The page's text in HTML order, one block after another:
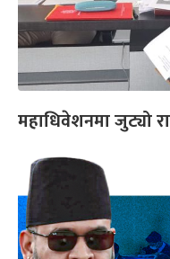
महाधिवेशनमा जुट्यो